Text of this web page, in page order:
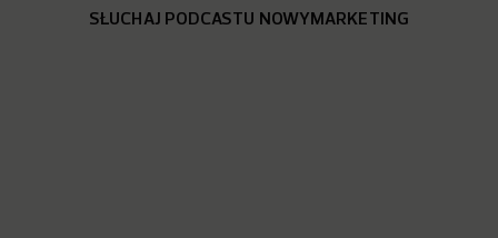
SŁUCHAJ PODCASTU NOWYMARKETING